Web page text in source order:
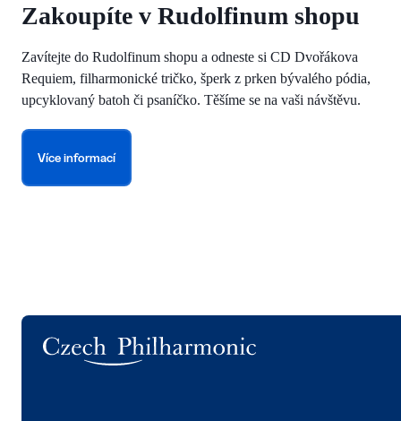
Zakoupíte v Rudolfinum shopu
Zavítejte do Rudolfinum shopu a odneste si CD Dvořákova
Requiem, filharmonické tričko, šperk z prken bývalého pódia,
upcyklovaný batoh či psaníčko. Těšíme se na vaši návštěvu.
Více informací